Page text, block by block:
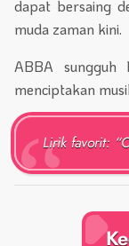
dapat bersaing
muda zaman kini.
ABBA sungguh
menciptakan
Lirik favorit: